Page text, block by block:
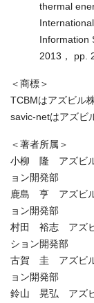
thermal
Information
2013， pp.
＜商標＞
TCBMはアズビル
savic-netはアズビ
＜著者所属＞
小柳 隆 アズビル
ョン開発部
鹿島 亨 アズビル
ョン開発部
村田 裕志 アズビ
ション開発部
古賀 圭 アズビル
ョン開発部
鈴山 晃弘 アズビ